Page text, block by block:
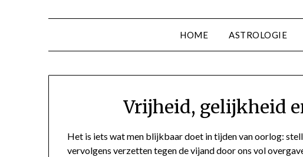
HOME ASTROLOGIE
Vrijheid, gelijkheid
Het is iets wat men blijkbaar doet in tijden van oorlog:
vervolgens verzetten tegen de vijand door ons vol